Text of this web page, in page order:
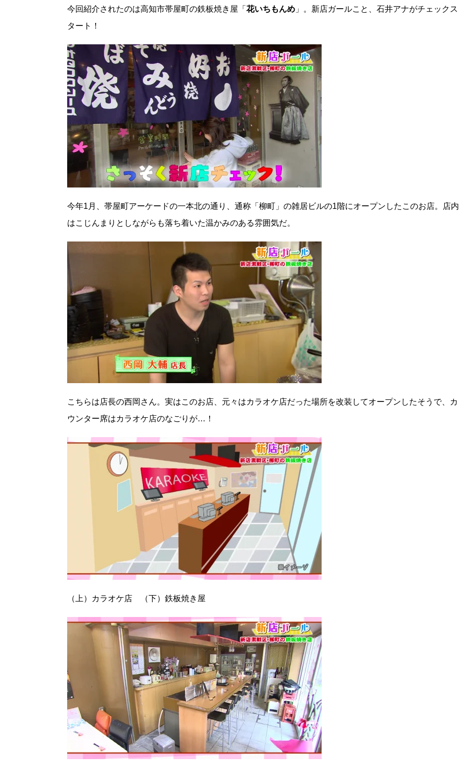
今回紹介されたのは高知市帯屋町の鉄板焼き屋「 花いちもんめ 」。新店ガールこと、石井アナがチェックス
タート！
今年1月、帯屋町アーケードの一本北の通り、通称「柳町」の雑居ビルの1階にオープンしたこのお店。店内
はこじんまりとしながらも落ち着いた温かみのある雰囲気だ。
こちらは店長の西岡さん。実はこのお店、元々はカラオケ店だった場所を改装してオープンしたそうで、カ
ウンター席はカラオケ店のなごりが…！
（上）カラオケ店 （下）鉄板焼き屋